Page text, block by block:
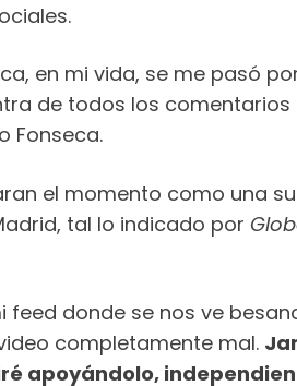
en mi vida, se me pasó
de todos los comentarios
Fonseca.
el momento como una
tal lo indicado por
donde se nos ve
completamente mal.
apoyándolo,